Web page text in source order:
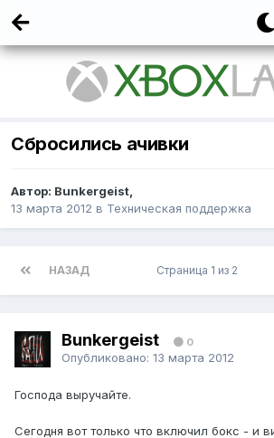
Сбросились ачивки
Автор: Bunkergeist,
13 марта 2012 в Техническая поддержка
НАЗАД Страница 1 из 2
Bunkergeist 0
Опубликовано: 13 марта 2012
Господа выручайте.
Сегодня вот только что включил бокс - и